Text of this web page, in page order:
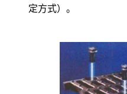
定方式）。